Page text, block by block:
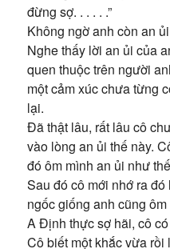
đừng sợ. . . . . .”
Không ngờ anh còn an
Nghe thấy lời an ủi của
quen thuộc trên người
một cảm xúc chưa từng
lại.
Đã thật lâu, rất lâu cô
vào lòng an ủi thế này.
đó ôm mình an ủi như
Sau đó cô mới nhớ ra
ngốc giống anh cũng
A Định thực sợ hãi, cô
Cô biết một khắc vừa